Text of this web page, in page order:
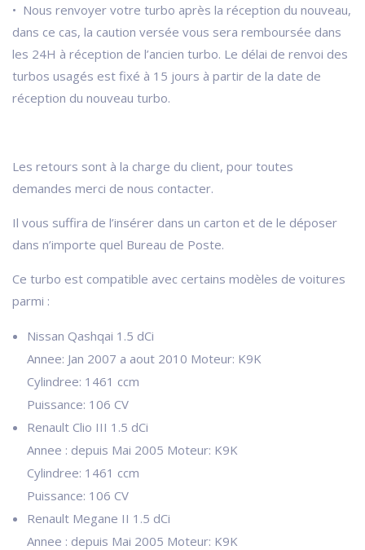
• Nous renvoyer votre turbo après la réception du nouveau,
dans ce cas, la caution versée vous sera remboursée dans
les 24H à réception de l’ancien turbo. Le délai de renvoi des
turbos usagés est fixé à 15 jours à partir de la date de
réception du nouveau turbo.
Les retours sont à la charge du client, pour toutes
demandes merci de nous contacter.
Il vous suffira de l’insérer dans un carton et de le déposer
dans n’importe quel Bureau de Poste.
Ce turbo est compatible avec certains modèles de voitures
parmi :
Nissan Qashqai 1.5 dCi
Annee: Jan 2007 a aout 2010 Moteur: K9K
Cylindree: 1461 ccm
Puissance: 106 CV
Renault Clio III 1.5 dCi
Annee : depuis Mai 2005 Moteur: K9K
Cylindree: 1461 ccm
Puissance: 106 CV
Renault Megane II 1.5 dCi
Annee : depuis Mai 2005 Moteur: K9K